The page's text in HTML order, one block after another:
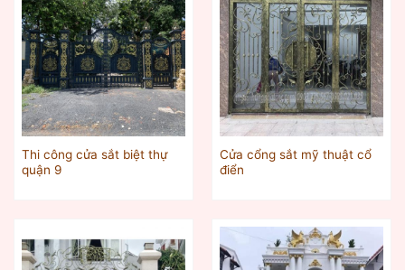
Thi công cửa sắt biệt thự
quận 9
Cửa cổng sắt mỹ thuật cổ
điển